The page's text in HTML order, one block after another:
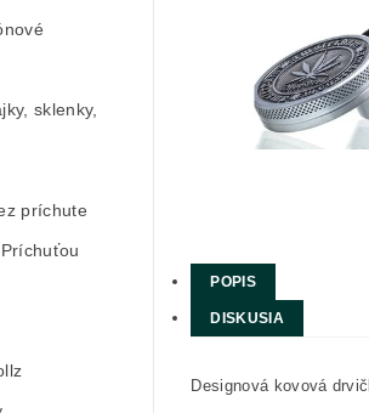
sklenky,
príchute
POPIS
DISKUSIA
Designová kovová